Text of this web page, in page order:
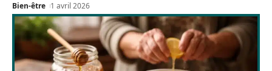
Bien-être 1 avril 2026